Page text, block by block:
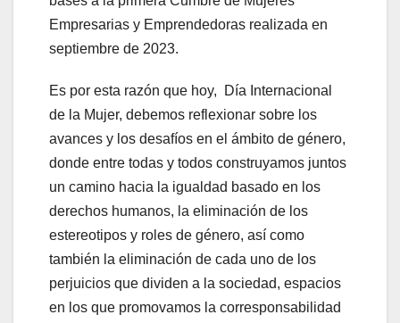
Empresarias y Emprendedoras realizada en
septiembre de 2023.
Es por esta razón que hoy, Día Internacional
de la Mujer, debemos reflexionar sobre los
avances y los desafíos en el ámbito de género,
donde entre todas y todos construyamos juntos
un camino hacia la igualdad basado en los
derechos humanos, la eliminación de los
estereotipos y roles de género, así como
también la eliminación de cada uno de los
perjuicios que dividen a la sociedad, espacios
en los que promovamos la corresponsabilidad